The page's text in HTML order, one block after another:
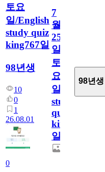
토요
일/English
study quiz
king767일
98년생
10
0
1
26.08.01
0
7
월
25
일
토
요
일/English
study
quiz
king767
일
98년생